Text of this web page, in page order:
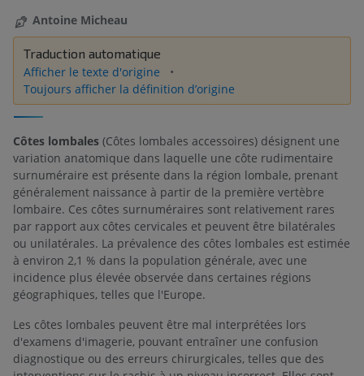
Antoine Micheau
Traduction automatique
Afficher le texte d'origine
Toujours afficher la définition d’origine
Côtes lombales (Côtes lombales accessoires) désignent une
variation anatomique dans laquelle une côte rudimentaire
surnuméraire est présente dans la région lombale, prenant
généralement naissance à partir de la première vertèbre
lombaire. Ces côtes surnuméraires sont relativement rares
par rapport aux côtes cervicales et peuvent être bilatérales
ou unilatérales. La prévalence des côtes lombales est estimée
à environ 2,1 % dans la population générale, avec une
incidence plus élevée observée dans certaines régions
géographiques, telles que l'Europe.
Les côtes lombales peuvent être mal interprétées lors
d'examens d'imagerie, pouvant entraîner une confusion
diagnostique ou des erreurs chirurgicales, telles que des